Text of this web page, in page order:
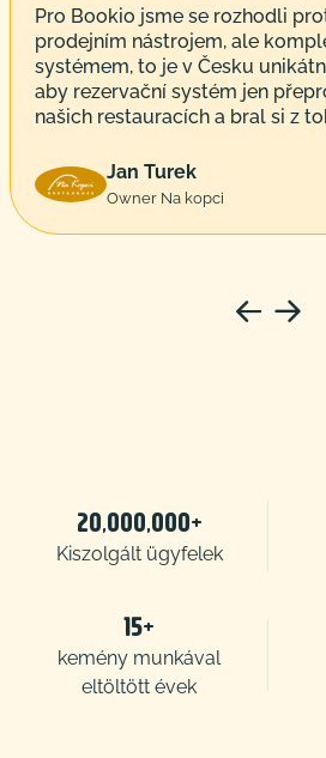
Pro Bookio jsme se rozhodli
prodejním nástrojem, ale
systémem, to je v Česku
aby rezervační systém jen
našich restauracích a bral si z
Jan Turek
Owner Na kopci
20,000,000+
Kiszolgált ügyfelek
15+
kemény munkával
eltöltött évek